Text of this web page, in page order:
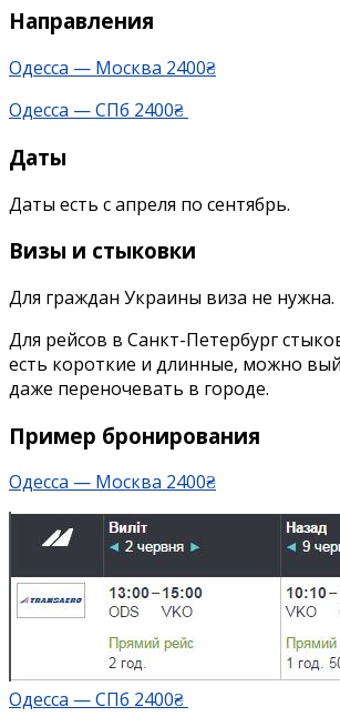
Направления
Одесса — Москва 2400₴
Одесса — СПб 2400₴
Даты
Даты есть с апреля по сентябрь.
Визы и стыковки
Для граждан Украины виза не нужна.
Для рейсов в Санкт-Петербург
есть короткие и длинные, можно
даже переночевать в городе.
Пример бронирования
Одесса — Москва 2400₴
Одесса — СПб 2400₴